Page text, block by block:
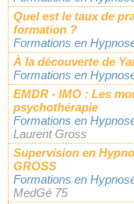
Quel est le taux de
formation ?
Formations en
À la découverte de
Formations en
EMDR - IMO : Les
psychothérapie
Formations en
Laurent Gross
Supervision en
GROSS
Formations en
MedGé 75